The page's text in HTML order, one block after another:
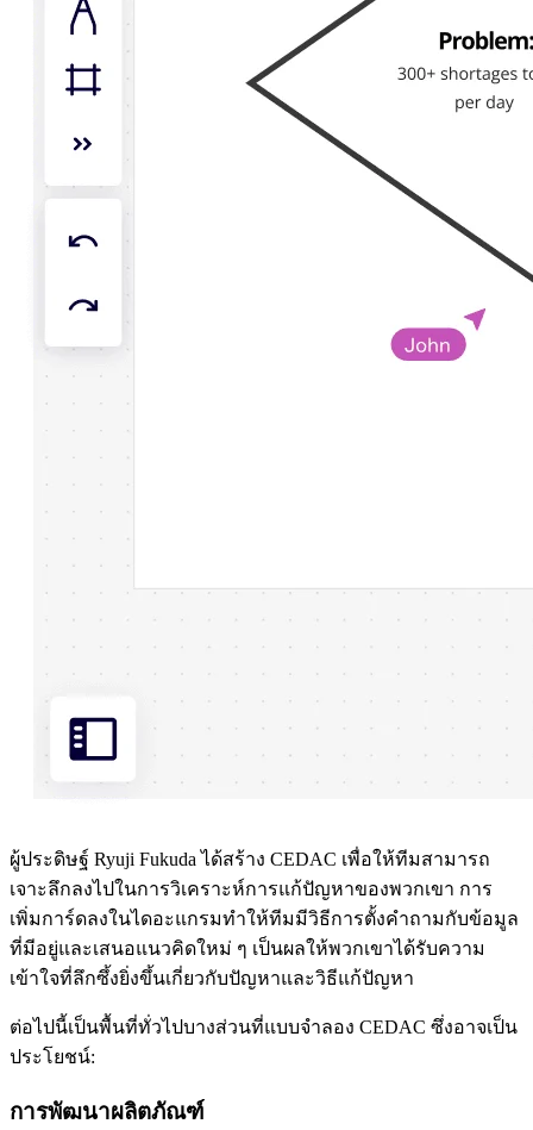
ผู้ประดิษฐ์ Ryuji Fukuda ได้สร้าง CEDAC เพื่อให้ทีมสามารถ
เจาะลึกลงไปในการวิเคราะห์การแก้ปัญหาของพวกเขา การ
เพิ่มการ์ดลงในไดอะแกรมทำให้ทีมมีวิธีการตั้งคำถามกับข้อมูล
ที่มีอยู่และเสนอแนวคิดใหม่ ๆ เป็นผลให้พวกเขาได้รับความ
เข้าใจที่ลึกซึ้งยิ่งขึ้นเกี่ยวกับปัญหาและวิธีแก้ปัญหา
ต่อไปนี้เป็นพื้นที่ทั่วไปบางส่วนที่แบบจำลอง CEDAC ซึ่งอาจเป็น
ประโยชน์:
การพัฒนาผลิตภัณฑ์